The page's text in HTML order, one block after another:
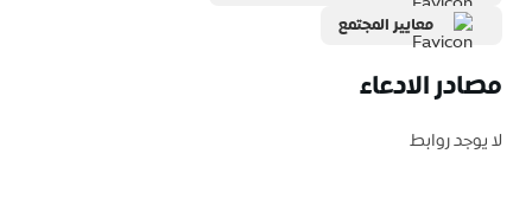
معايير المجتمع
مصادر الادعاء
لا يوجد روابط